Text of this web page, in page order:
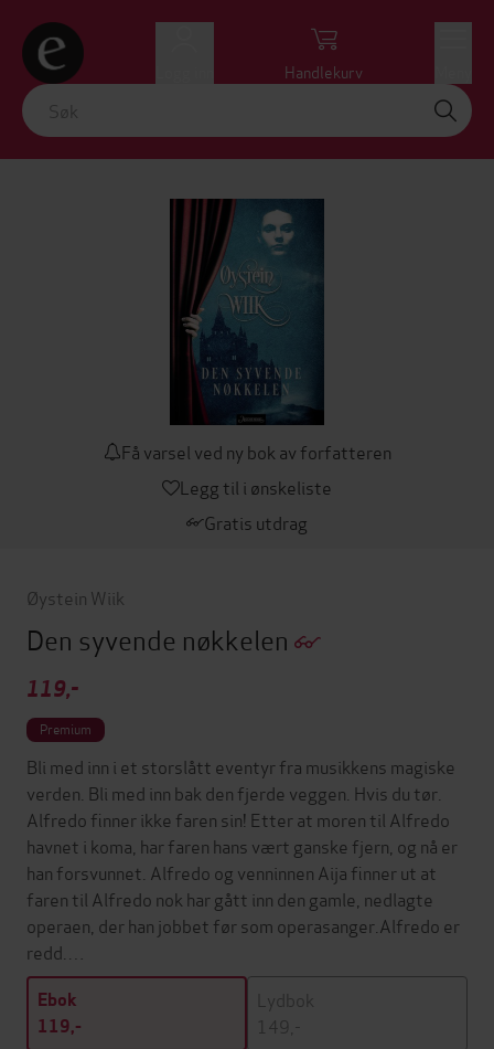
Handlekurv
Få varsel ved ny bok av forfatteren
Legg til i ønskeliste
Gratis utdrag
Øystein Wiik
Den syvende nøkkelen
119,-
Premium
Bli med inn i et storslått eventyr fra musikkens magiske
verden. Bli med inn bak den fjerde veggen. Hvis du tør.
Alfredo finner ikke faren sin! Etter at moren til Alfredo
havnet i koma, har faren hans vært ganske fjern, og nå er
han forsvunnet. Alfredo og venninnen Aija finner ut at
faren til Alfredo nok har gått inn den gamle, nedlagte
operaen, der han jobbet før som operasanger.Alfredo er
redd.…
Ebok
119,-
Lydbok
149,-